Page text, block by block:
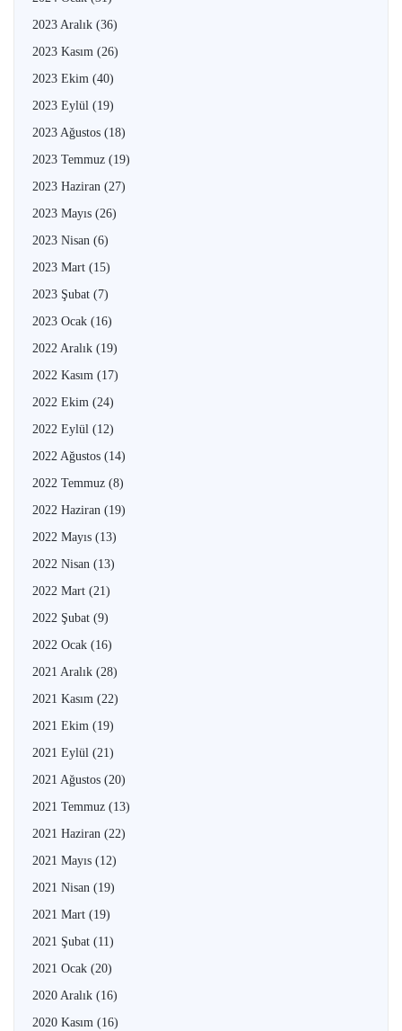
2023 Aralık (36)
2023 Kasım (26)
2023 Ekim (40)
2023 Eylül (19)
2023 Ağustos (18)
2023 Temmuz (19)
2023 Haziran (27)
2023 Mayıs (26)
2023 Nisan (6)
2023 Mart (15)
2023 Şubat (7)
2023 Ocak (16)
2022 Aralık (19)
2022 Kasım (17)
2022 Ekim (24)
2022 Eylül (12)
2022 Ağustos (14)
2022 Temmuz (8)
2022 Haziran (19)
2022 Mayıs (13)
2022 Nisan (13)
2022 Mart (21)
2022 Şubat (9)
2022 Ocak (16)
2021 Aralık (28)
2021 Kasım (22)
2021 Ekim (19)
2021 Eylül (21)
2021 Ağustos (20)
2021 Temmuz (13)
2021 Haziran (22)
2021 Mayıs (12)
2021 Nisan (19)
2021 Mart (19)
2021 Şubat (11)
2021 Ocak (20)
2020 Aralık (16)
2020 Kasım (16)